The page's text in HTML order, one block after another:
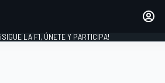
¡SIGUE LA F1, ÚNETE Y PARTICIPA!